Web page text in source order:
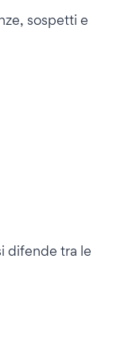
sospetti e
difende tra le